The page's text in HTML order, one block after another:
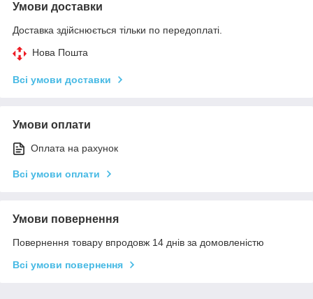
Умови доставки
Доставка здійснюється тільки по передоплаті.
Нова Пошта
Всі умови доставки
Умови оплати
Оплата на рахунок
Всі умови оплати
Умови повернення
Повернення товару впродовж 14 днів за домовленістю
Всі умови повернення